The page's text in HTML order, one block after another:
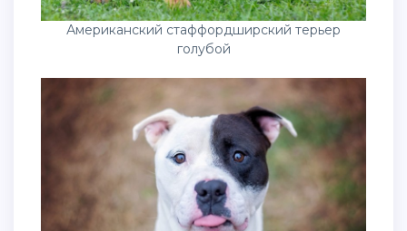
Американский стаффордширский терьер
голубой